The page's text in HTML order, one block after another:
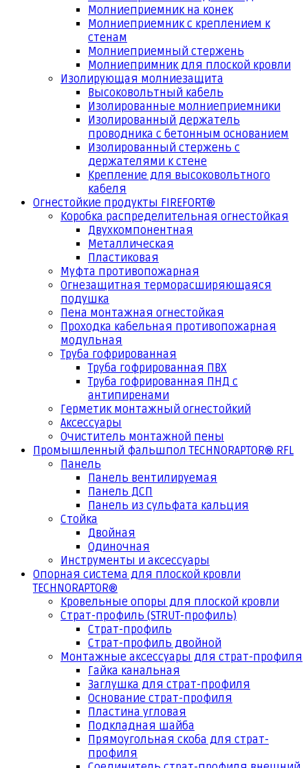
Молниеприемник на конек
Молниеприемник с креплением к
стенам
Молниеприемный стержень
Молниепримник для плоской кровли
Изолирующая молниезащита
Высоковольтный кабель
Изолированные молниеприемники
Изолированный держатель
проводника с бетонным основанием
Изолированный стержень с
держателями к стене
Крепление для высоковольтного
кабеля
Огнестойкие продукты FIREFORT®
Коробка распределительная огнестойкая
Двухкомпонентная
Металлическая
Пластиковая
Муфта противопожарная
Огнезащитная терморасширяющаяся
подушка
Пена монтажная огнестойкая
Проходка кабельная противопожарная
модульная
Труба гофрированная
Труба гофрированная ПВХ
Труба гофрированная ПНД с
антипиренами
Герметик монтажный огнестойкий
Аксессуары
Очиститель монтажной пены
Промышленный фальшпол TECHNORAPTOR® RFL
Панель
Панель вентилируемая
Панель ДСП
Панель из сульфата кальция
Стойка
Двойная
Одиночная
Инструменты и аксессуары
Опорная система для плоской кровли
TECHNORAPTOR®
Кровельные опоры для плоской кровли
Страт-профиль (STRUT-профиль)
Страт-профиль
Страт-профиль двойной
Монтажные аксессуары для страт-профиля
Гайка канальная
Заглушка для страт-профиля
Основание страт-профиля
Пластина угловая
Подкладная шайба
Прямоугольная скоба для страт-
профиля